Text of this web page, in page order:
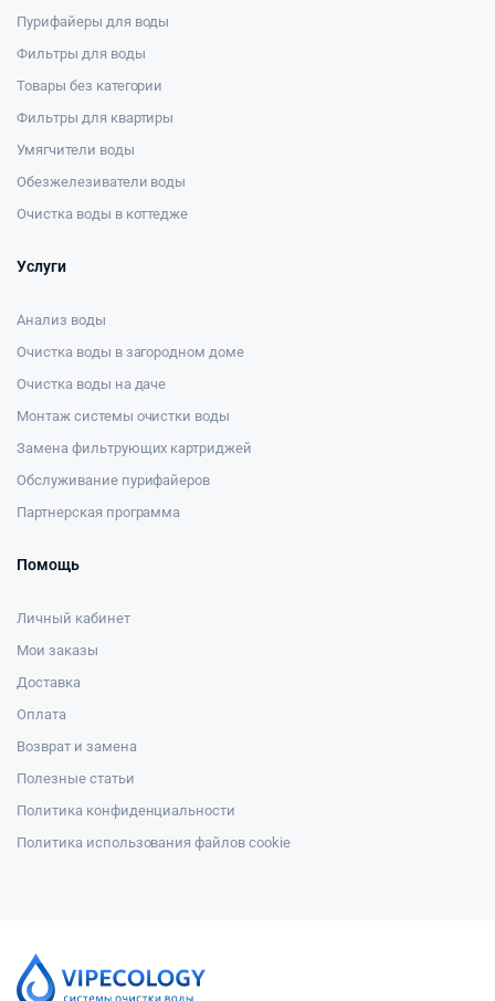
Пурифайеры для воды
Фильтры для воды
Товары без категории
Фильтры для квартиры
Умягчители воды
Обезжелезиватели воды
Очистка воды в коттедже
Услуги
Анализ воды
Очистка воды в загородном доме
Очистка воды на даче
Монтаж системы очистки воды
Замена фильтрующих картриджей
Обслуживание пурифайеров
Партнерская программа
Помощь
Личный кабинет
Мои заказы
Доставка
Оплата
Возврат и замена
Полезные статьи
Политика конфиденциальности
Политика использования файлов cookie